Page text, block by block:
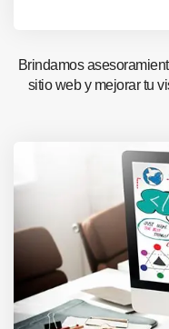
Brindamos
sitio web y mejorar tu